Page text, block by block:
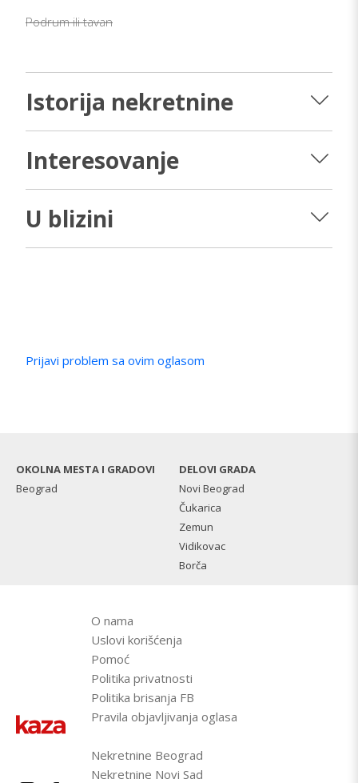
Podrum ili tavan
Istorija nekretnine
Interesovanje
U blizini
Prijavi problem sa ovim oglasom
OKOLNA MESTA I GRADOVI
Beograd
DELOVI GRADA
Novi Beograd
Čukarica
Zemun
Vidikovac
Borča
O nama
Uslovi korišćenja
Pomoć
Politika privatnosti
Politika brisanja FB
Pravila objavljivanja oglasa
Nekretnine Beograd
Nekretnine Novi Sad